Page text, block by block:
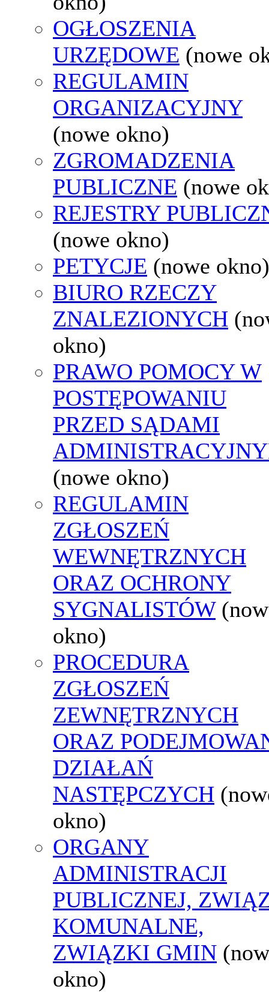
OGŁOSZENIA
URZĘDOWE (nowe
REGULAMIN
ORGANIZACYJNY
(nowe okno)
ZGROMADZENIA
PUBLICZNE (nowe
REJESTRY
(nowe okno)
PETYCJE (nowe okno)
BIURO RZECZY
ZNALEZIONYCH
okno)
PRAWO POMOCY W
POSTĘPOWANIU
PRZED SĄDAMI
(nowe okno)
REGULAMIN
ZGŁOSZEŃ
WEWNĘTRZNYCH
ORAZ OCHRONY
SYGNALISTÓW
okno)
PROCEDURA
ZGŁOSZEŃ
ZEWNĘTRZNYCH
ORAZ
DZIAŁAŃ
NASTĘPCZYCH
okno)
ORGANY
ADMINISTRACJI
PUBLICZNEJ,
KOMUNALNE,
ZWIĄZKI GMIN
okno)